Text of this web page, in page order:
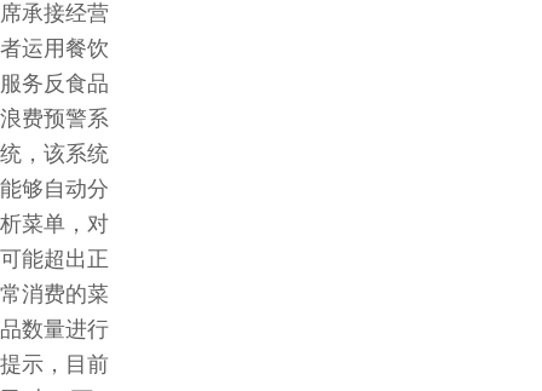
席承接经营
者运用餐饮
服务反食品
浪费预警系
统，该系统
能够自动分
析菜单，对
可能超出正
常消费的菜
品数量进行
提示，目前